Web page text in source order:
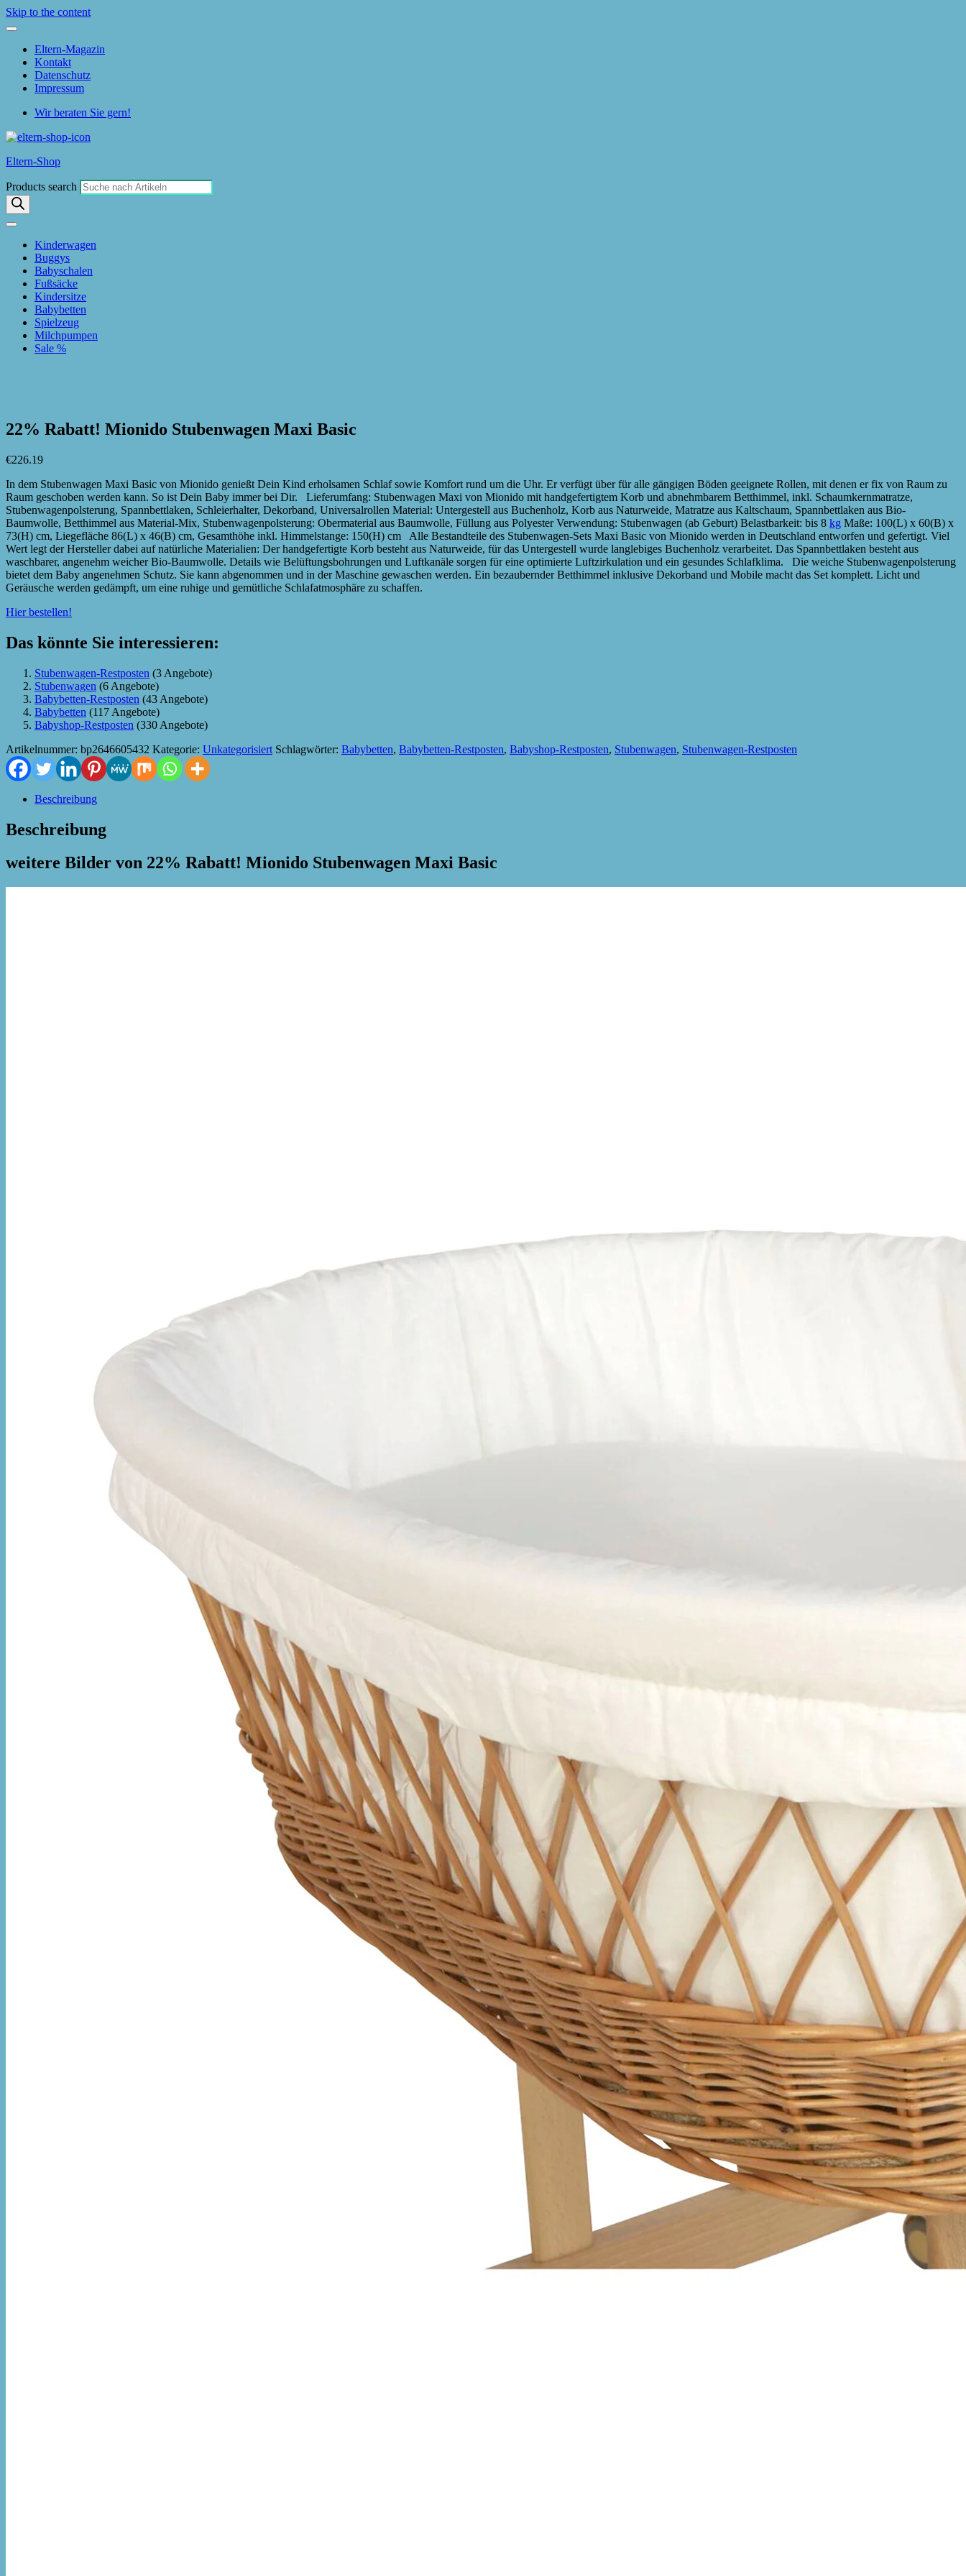
Skip to the content
Eltern-Magazin
Kontakt
Datenschutz
Impressum
Wir beraten Sie gern!
Eltern-Shop
Products search
Kinderwagen
Buggys
Babyschalen
Fußsäcke
Kindersitze
Babybetten
Spielzeug
Milchpumpen
Sale %
22% Rabatt! Mionido Stubenwagen Maxi Basic
€226.19
In dem Stubenwagen Maxi Basic von Mionido genießt Dein Kind erholsamen Schlaf sowie Komfort rund um die Uhr. Er verfügt über für alle gängigen Böden geeignete Rollen, mit denen er fix von Raum zu
Raum geschoben werden kann. So ist Dein Baby immer bei Dir. Lieferumfang: Stubenwagen Maxi von Mionido mit handgefertigtem Korb und abnehmbarem Betthimmel, inkl. Schaumkernmatratze,
Stubenwagenpolsterung, Spannbettlaken, Schleierhalter, Dekorband, Universalrollen Material: Untergestell aus Buchenholz, Korb aus Naturweide, Matratze aus Kaltschaum, Spannbettlaken aus Bio-
Baumwolle, Betthimmel aus Material-Mix, Stubenwagenpolsterung: Obermaterial aus Baumwolle, Füllung aus Polyester Verwendung: Stubenwagen (ab Geburt) Belastbarkeit: bis 8 kg Maße: 100(L) x 60(B) x
73(H) cm, Liegefläche 86(L) x 46(B) cm, Gesamthöhe inkl. Himmelstange: 150(H) cm Alle Bestandteile des Stubenwagen-Sets Maxi Basic von Mionido werden in Deutschland entworfen und gefertigt. Viel
Wert legt der Hersteller dabei auf natürliche Materialien: Der handgefertigte Korb besteht aus Naturweide, für das Untergestell wurde langlebiges Buchenholz verarbeitet. Das Spannbettlaken besteht aus
waschbarer, angenehm weicher Bio-Baumwolle. Details wie Belüftungsbohrungen und Luftkanäle sorgen für eine optimierte Luftzirkulation und ein gesundes Schlafklima. Die weiche Stubenwagenpolsterung
bietet dem Baby angenehmen Schutz. Sie kann abgenommen und in der Maschine gewaschen werden. Ein bezaubernder Betthimmel inklusive Dekorband und Mobile macht das Set komplett. Licht und
Geräusche werden gedämpft, um eine ruhige und gemütliche Schlafatmosphäre zu schaffen.
Hier bestellen!
Das könnte Sie interessieren:
Stubenwagen-Restposten (3 Angebote)
Stubenwagen (6 Angebote)
Babybetten-Restposten (43 Angebote)
Babybetten (117 Angebote)
Babyshop-Restposten (330 Angebote)
Artikelnummer: bp2646605432 Kategorie: Unkategorisiert Schlagwörter: Babybetten, Babybetten-Restposten, Babyshop-Restposten, Stubenwagen, Stubenwagen-Restposten
Beschreibung
Beschreibung
weitere Bilder von 22% Rabatt! Mionido Stubenwagen Maxi Basic